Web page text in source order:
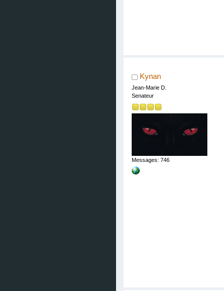
Kynan
Jean-Marie D.
Senateur
Messages: 746